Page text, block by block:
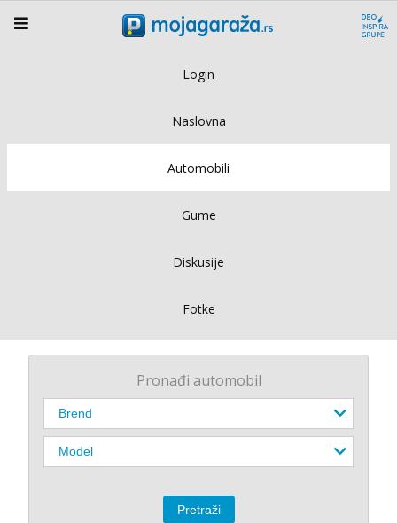
Login
Naslovna
Automobili
Gume
Diskusije
Fotke
Pronađi automobil